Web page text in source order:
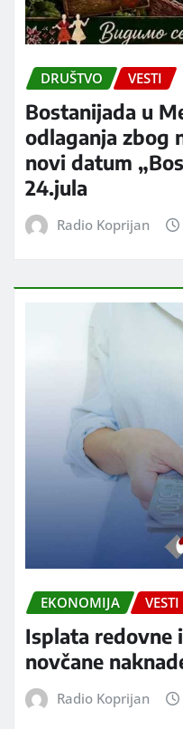
DRUŠTVO VESTI
Bostanijada u
odlaganja zbog
novi datum
24.jula
Radio Koprijan
EKONOMIJA VESTI
Isplata redovne
novčane
Radio Koprijan